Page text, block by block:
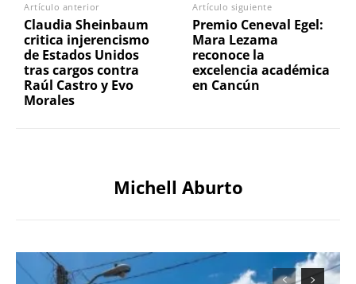
Artículo anterior
Claudia Sheinbaum
critica injerencismo
de Estados Unidos
tras cargos contra
Raúl Castro y Evo
Morales
Artículo siguiente
Premio Ceneval Egel:
Mara Lezama
reconoce la
excelencia académica
en Cancún
Michell Aburto